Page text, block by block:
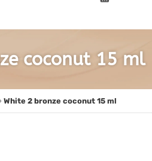
coconut 15 ml
White 2 bronze coconut 15 ml